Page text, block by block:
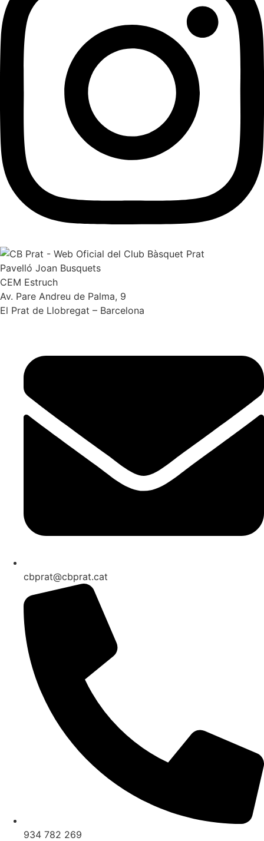
Pavelló Joan Busquets
CEM Estruch
Av. Pare Andreu de Palma, 9
El Prat de Llobregat – Barcelona
cbprat@cbprat.cat
934 782 269